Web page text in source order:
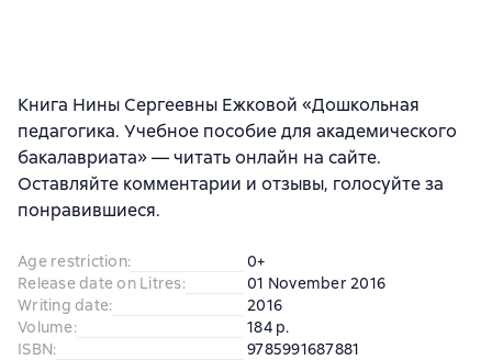
Книга Нины Сергеевны Ежковой «Дошкольная
педагогика. Учебное пособие для академического
бакалавриата» — читать онлайн на сайте.
Оставляйте комментарии и отзывы, голосуйте за
понравившиеся.
Age restriction:
0+
Release date on Litres:
01 November 2016
Writing date:
2016
Volume:
184 p.
ISBN:
9785991687881